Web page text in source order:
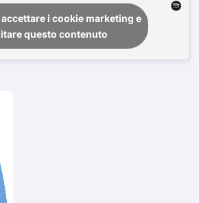
accettare i cookie marketing e
questo contenuto